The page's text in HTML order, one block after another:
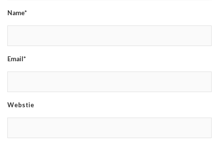
Name*
Email*
Webstie